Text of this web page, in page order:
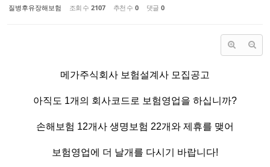
질병후유장해보험 조회 수 2107 추천 수 0 댓글 0
메가주식회사 보험설계사 모집공고
아직도 1개의 회사코드로 보험영업을 하십니까?
손해보험 12개사 생명보험 22개와 제휴를 맺어
보험영업에 더 날개를 다시기 바랍니다!